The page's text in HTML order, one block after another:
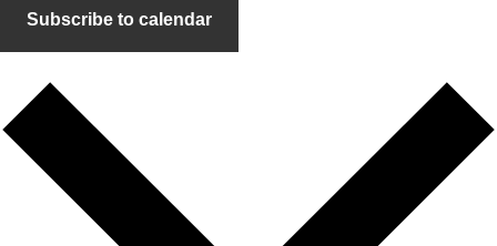
Subscribe to calendar